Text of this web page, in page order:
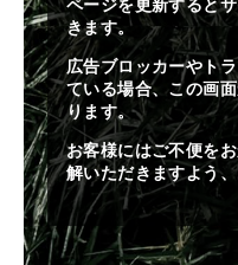
ページを更新すると
きます。
広告ブロッカーやト
ている場合、この画
ります。
お客様にはご不便を
解いただきますよう